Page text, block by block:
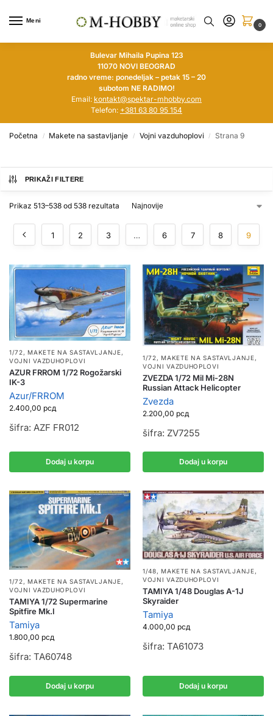
Meni
0
Bulevar Mihaila Pupina 123
11070 NOVI BEOGRAD
radno vreme: ponedeljak – petak 15 – 20
subotom NE RADIMO!
Email: kontakt@spektar-mhobby.com
Telefon: +381 63 80 95 154
Početna / Makete na sastavljanje / Vojni vazduhoplovi / Strana 9
PRIKAŽI FILTERE
Prikaz 513–538 od 538 rezultata
1 2 3 … 6 7 8 9
1/72, MAKETE NA SASTAVLJANJE,
VOJNI VAZDUHOPLOVI
AZUR FRROM 1/72 Rogožarski
IK-3
Azur/FRROM
2.400,00 рсд
šifra: AZF FR012
Dodaj u korpu
1/72,MAKETE NA SASTAVLJANJE,
VOJNI VAZDUHOPLOVI
ZVEZDA 1/72 Mil Mi-28N
Russian Attack Helicopter
Zvezda
2.200,00 рсд
šifra: ZV7255
Dodaj u korpu
1/72, MAKETE NA SASTAVLJANJE,
VOJNI VAZDUHOPLOVI
TAMIYA 1/72 Supermarine
Spitfire Mk.I
Tamiya
1.800,00 рсд
šifra: TA60748
Dodaj u korpu
1/48,MAKETE NA SASTAVLJANJE,
VOJNI VAZDUHOPLOVI
TAMIYA 1/48 Douglas A-1J
Skyraider
Tamiya
4.000,00 рсд
šifra: TA61073
Dodaj u korpu